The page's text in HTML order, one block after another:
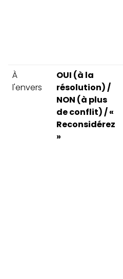
À
l'envers
OUI (à la
résolution) /
NON (à plus
de conflit) / «
Reconsidérez
»